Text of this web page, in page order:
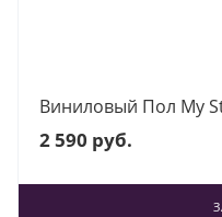
Виниловый Пол My
2 590 руб.